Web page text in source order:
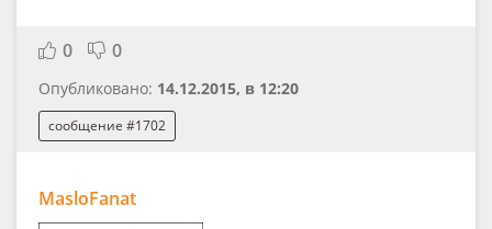
0 0
Опубликовано: 14.12.2015, в 12:20
сообщение #1702
MasloFanat